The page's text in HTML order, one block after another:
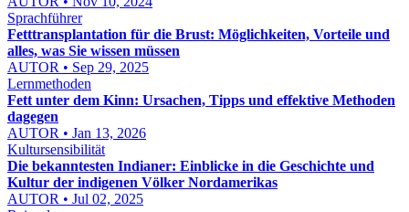
Sprachführer
Fetttransplantation für die Brust: Möglichkeiten, Vorteile und
alles, was Sie wissen müssen
AUTOR • Sep 29, 2025
Lernmethoden
Fett unter dem Kinn: Ursachen, Tipps und effektive Methoden
dagegen
AUTOR • Jan 13, 2026
Kultursensibilität
Die bekanntesten Indianer: Einblicke in die Geschichte und
Kultur der indigenen Völker Nordamerikas
AUTOR • Jul 02, 2025